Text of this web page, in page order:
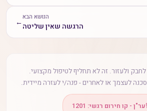
הנושא הבא
הרגשה שאין שליטה←
לעצמך או לאחרים - פנה/י לעזרה מיידית.
ער"ן - קו חירום רגשי: 1201